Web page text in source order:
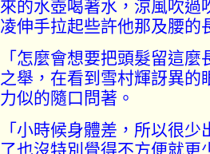
來的水壺喝著水，涼風吹過
凌伸手拉起些許他那及腰的
「怎麼會想要把頭髮留這
之舉，在看到雪村輝訝異
力似的隨口問著。
「小時候身體差，所以很
了也沒特別覺得不方便就